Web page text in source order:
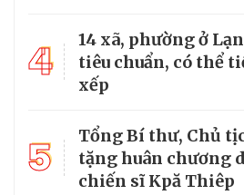
4
14 xã, phường ở
tiêu chuẩn, có thể
xếp
5
Tổng Bí thư, Chủ
tặng huân chương
chiến sĩ Kpă Thiêp